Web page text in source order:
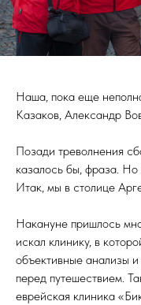
Наша, пока еще
Казаков, Александр
Позади треволнения
казалось бы, фраза. Но
Итак, мы в столице
Накануне пришлось
искал клинику, в
объективные анализы
перед путешествием.
еврейская клиника